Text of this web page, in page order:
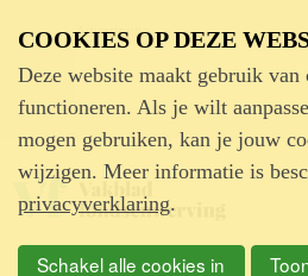
Advertentie
COOKIES OP DEZE
Deze website maakt gebruik van
functioneren. Als je wilt
mogen gebruiken, kan je jouw
wijzigen. Meer informatie is
privacyverklaring.
Schakel alle cookies in